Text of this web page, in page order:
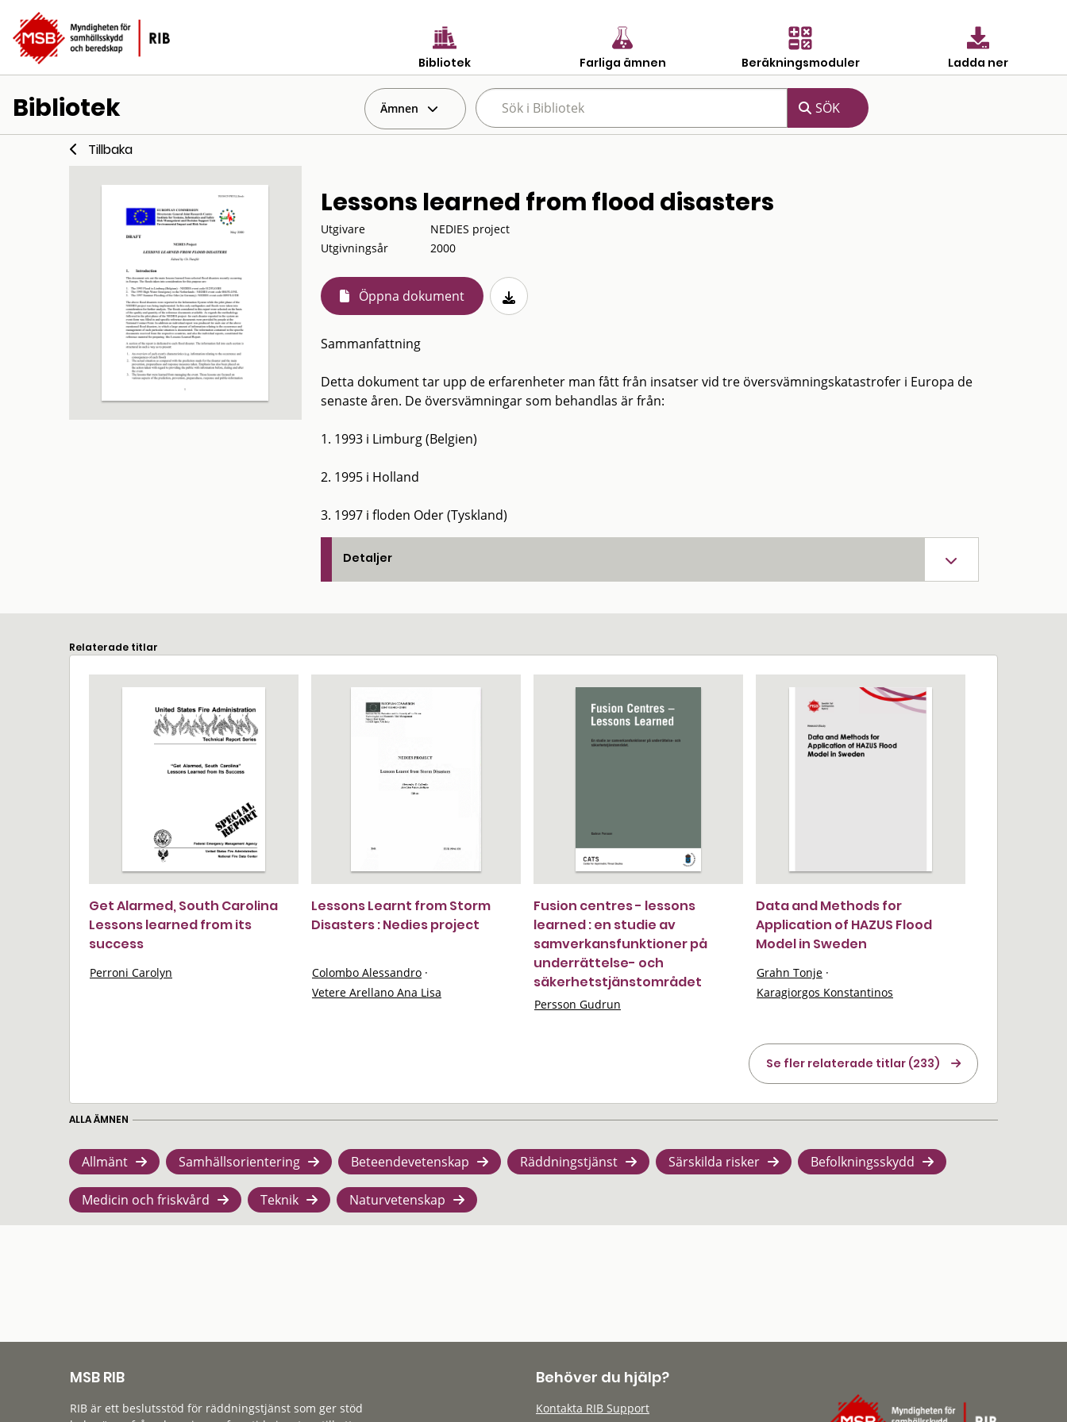
Bibliotek Farliga ämnen Beräkningsmoduler Ladda ner
Bibliotek Ämnen
Tillbaka
Lessons learned from flood disasters
Utgivare
NEDIES project
Utgivningsår
2000
Öppna dokument
Sammanfattning
Detta dokument tar upp de erfarenheter man fått från insatser vid tre översvämningskatastrofer i Europa de
senaste åren. De översvämningar som behandlas är från:
1. 1993 i Limburg (Belgien)
2. 1995 i Holland
3. 1997 i floden Oder (Tyskland)
Detaljer
Relaterade titlar
Get Alarmed, South Carolina
Lessons learned from its
success
Perroni Carolyn
Lessons Learnt from Storm
Disasters : Nedies project
Colombo Alessandro ·
Vetere Arellano Ana Lisa
Fusion centres - lessons
learned : en studie av
samverkansfunktioner på
underrättelse- och
säkerhetstjänstområdet
Persson Gudrun
Data and Methods for
Application of HAZUS Flood
Model in Sweden
Grahn Tonje ·
Karagiorgos Konstantinos
Se fler relaterade titlar (233)
ALLA ÄMNEN
Allmänt Samhällsorientering Beteendevetenskap Räddningstjänst Särskilda risker Befolkningsskydd
Medicin och friskvård Teknik Naturvetenskap
MSB RIB
RIB är ett beslutsstöd för räddningstjänst som ger stöd
Behöver du hjälp?
Kontakta RIB Support